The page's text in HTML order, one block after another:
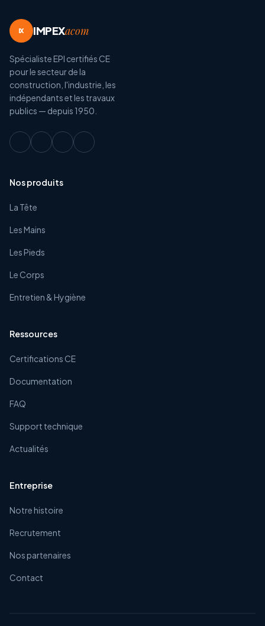
IX IMPEXacom
Spécialiste EPI certifiés CE
pour le secteur de la
construction, l'industrie, les
indépendants et les travaux
publics — depuis 1950.
Nos produits
La Tête
Les Mains
Les Pieds
Le Corps
Entretien & Hygiène
Ressources
Certifications CE
Documentation
FAQ
Support technique
Actualités
Entreprise
Notre histoire
Recrutement
Nos partenaires
Contact